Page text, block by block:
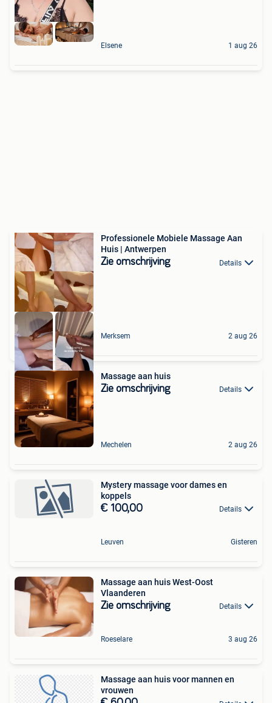
Elsene 1 aug 26
Professionele Mobiele Massage Aan
Huis | Antwerpen
Zie omschrijving Details
Merksem 2 aug 26
Massage aan huis
Zie omschrijving Details
Mechelen 2 aug 26
Mystery massage voor dames en
koppels
€ 100,00 Details
Leuven Gisteren
Massage aan huis West-Oost
Vlaanderen
Zie omschrijving Details
Roeselare 3 aug 26
Massage aan huis voor mannen en
vrouwen